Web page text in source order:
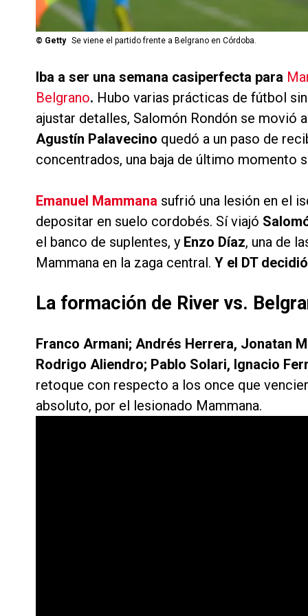
© Getty Se viene el partido frente a Belgrano en Córdoba.
Iba a ser una semana casiperfecta para
Belgrano. Hubo varias prácticas de fútbol
ajustar detalles, Salomón Rondón se movió
Agustín Palavecino quedó a un paso de
concentrados, una baja de último momento
Emanuel Mammana sufrió una lesión en el
depositar en suelo cordobés. Sí viajó
el banco de suplentes, y Enzo Díaz, una de
Mammana en la zaga central. Y el DT
La formación de River vs.
Franco Armani; Andrés Herrera, Jonatan
Rodrigo Aliendro; Pablo Solari, Ignacio
retoque con respecto a los once que
absoluto, por el lesionado Mammana.